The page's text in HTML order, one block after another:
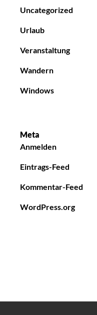
Uncategorized
Urlaub
Veranstaltung
Wandern
Windows
Meta
Anmelden
Eintrags-Feed
Kommentar-Feed
WordPress.org